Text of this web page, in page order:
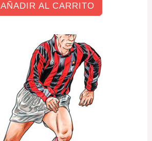
AÑADIR AL CARRITO